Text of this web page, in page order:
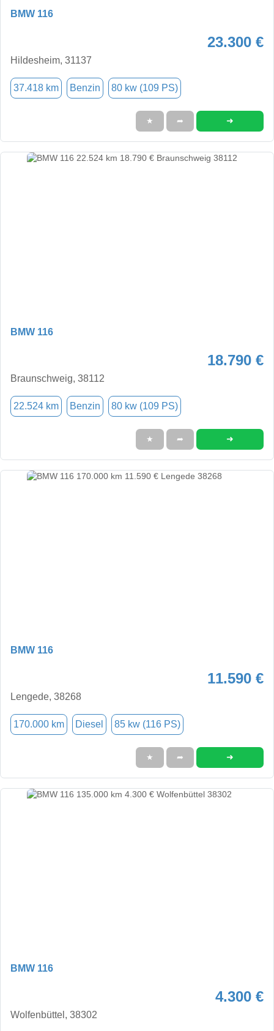
BMW 116
23.300 €
Hildesheim, 31137
37.418 km Benzin 80 kw (109 PS)
★ ➦ ➜
BMW 116
18.790 €
Braunschweig, 38112
22.524 km Benzin 80 kw (109 PS)
★ ➦ ➜
BMW 116
11.590 €
Lengede, 38268
170.000 km Diesel 85 kw (116 PS)
★ ➦ ➜
BMW 116
4.300 €
Wolfenbüttel, 38302